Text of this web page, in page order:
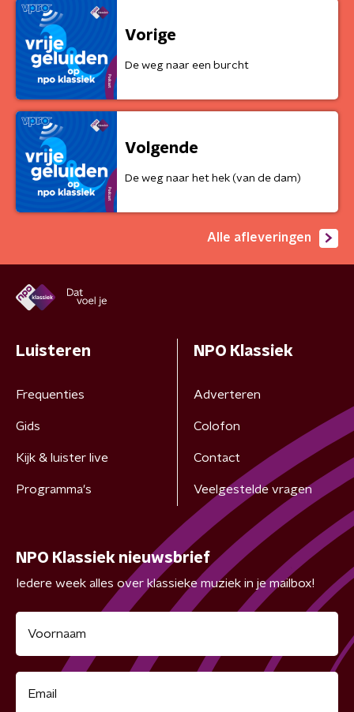
Vorige
De weg naar een burcht
Volgende
De weg naar het hek (van de dam)
Alle afleveringen
Luisteren
Frequenties
Gids
Kijk & luister live
Programma's
NPO Klassiek
Adverteren
Colofon
Contact
Veelgestelde vragen
NPO Klassiek nieuwsbrief
Iedere week alles over klassieke muziek in je mailbox!